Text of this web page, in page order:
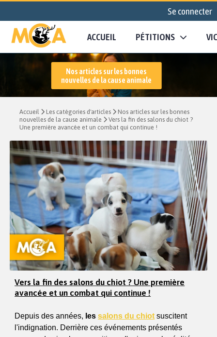
Se connecter
ACCUEIL PÉTITIONS
Nos articles sur les bonnes
nouvelles de la cause animale
Accueil Les catégories d'articles
Nos articles sur les bonnes
nouvelles de la cause animale
Vers la fin des salons du chiot ?
Une première avancée et un combat qui continue !
Vers la fin des salons du chiot ? Une première
avancée et un combat qui continue !
Depuis des années, les salons du chiot suscitent
l'indignation. Derrière ces événements présentés